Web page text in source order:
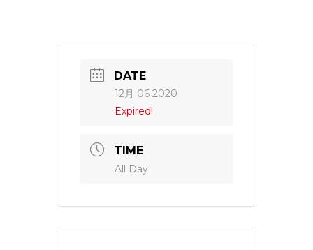
DATE
12月 06 2020
Expired!
TIME
All Day